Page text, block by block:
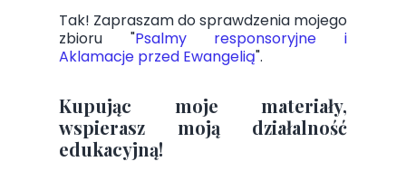
Tak! Zapraszam do sprawdzenia mojego
zbioru "Psalmy responsoryjne i
Aklamacje przed Ewangelią".
Kupując moje materiały,
wspierasz moją działalność
edukacyjną!